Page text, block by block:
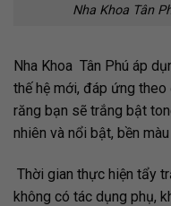
Nha Khoa Tân
Nha Khoa Tân Phú áp
thế hệ mới, đáp ứng
răng bạn sẽ trắng bật
nhiên và nổi bật, bền
Thời gian thực hiện tẩy
không có tác dụng phụ,